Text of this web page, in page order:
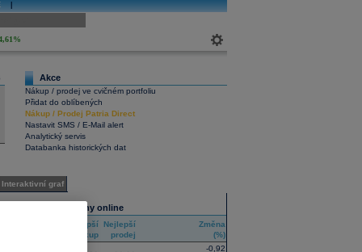
Akce
Nákup / prodej ve cvičném portfoliu
Přidat do oblíbených
Nákup/ Prodej Patria Direct
Nastavit SMS / E-Mail alert
Analytický servis
Databanka historických dat
Interaktivní graf
Všechny trhy online
Nejlepší
nákup
Nejlepší
prodej
Změna
(%)
-0,92